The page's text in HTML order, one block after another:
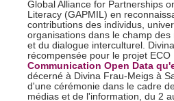
Global Alliance for Partnerships
Literacy (GAPMIL) en
contributions des individus,
organisations dans le champ
et du dialogue interculturel.
récompensée pour le projet ECO
Communication Open Data
décerné à Divina Frau-Meigs à
d'une cérémonie dans le cadre
médias et de l'information, du 2